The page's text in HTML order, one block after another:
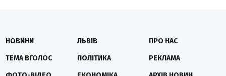
НОВИНИ
ТЕМА ВГОЛОС
ЛЬВІВ
ПОЛІТИКА
ПРО НАС
РЕКЛАМА